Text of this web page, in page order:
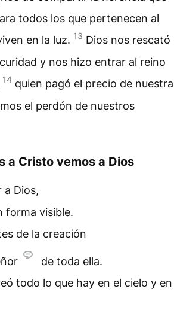
todos los que pertenecen al
en la luz. 13 Dios nos rescató
y nos hizo entrar al reino
14 quien pagó el precio de nuestra
el perdón de nuestros
a Cristo vemos a Dios
a Dios,
forma visible.
de la creación
de toda ella.
todo lo que hay en el cielo y en